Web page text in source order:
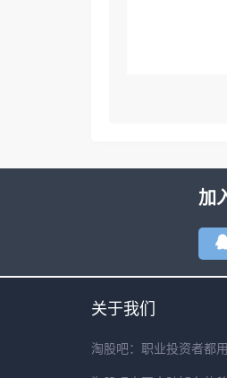
加
关于我们
淘股吧：职业投资者都